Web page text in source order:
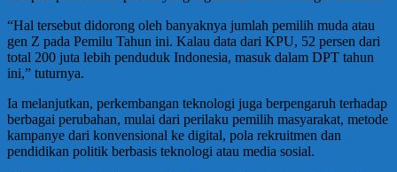
“Hal tersebut didorong oleh banyaknya jumlah pemilih muda atau
gen Z pada Pemilu Tahun ini. Kalau data dari KPU, 52 persen dari
total 200 juta lebih penduduk Indonesia, masuk dalam DPT tahun
ini,” tuturnya.
Ia melanjutkan, perkembangan teknologi juga berpengaruh terhadap
berbagai perubahan, mulai dari perilaku pemilih masyarakat, metode
kampanye dari konvensional ke digital, pola rekruitmen dan
pendidikan politik berbasis teknologi atau media sosial.